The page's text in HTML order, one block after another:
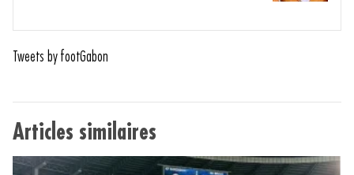
Tweets by footGabon
Articles similaires